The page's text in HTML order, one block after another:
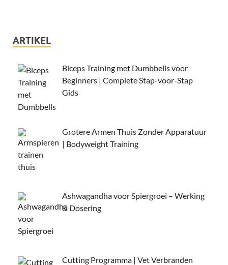
ARTIKEL
Biceps Training met Dumbbells voor
Beginners | Complete Stap-voor-Stap
Gids
Grotere Armen Thuis Zonder Apparatuur
| Bodyweight Training
Ashwagandha voor Spiergroei – Werking
& Dosering
Cutting Programma | Vet Verbranden